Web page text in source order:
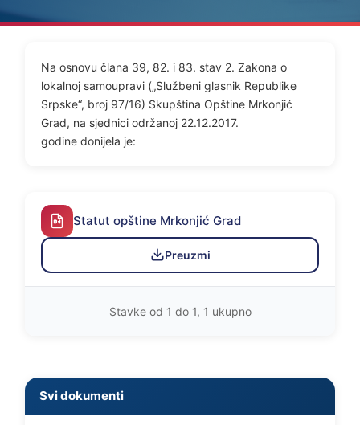
Na osnovu člana 39, 82. i 83. stav 2. Zakona o
lokalnoj samoupravi („Službeni glasnik Republike
Srpske“, broj 97/16) Skupština Opštine Mrkonjić
Grad, na sjednici održanoj 22.12.2017.
godine donijela je:
Statut opštine Mrkonjić Grad
Preuzmi
Stavke od 1 do 1, 1 ukupno
Svi dokumenti